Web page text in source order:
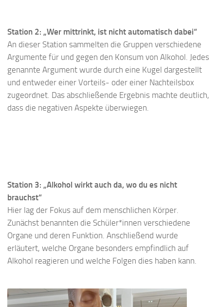
Station 2: „Wer mittrinkt, ist nicht automatisch dabei“
An dieser Station sammelten die Gruppen verschiedene
Argumente für und gegen den Konsum von Alkohol. Jedes
genannte Argument wurde durch eine Kugel dargestellt
und entweder einer Vorteils- oder einer Nachteilsbox
zugeordnet. Das abschließende Ergebnis machte deutlich,
dass die negativen Aspekte überwiegen.
Station 3: „Alkohol wirkt auch da, wo du es nicht
brauchst“
Hier lag der Fokus auf dem menschlichen Körper.
Zunächst benannten die Schüler*innen verschiedene
Organe und deren Funktion. Anschließend wurde
erläutert, welche Organe besonders empfindlich auf
Alkohol reagieren und welche Folgen dies haben kann.